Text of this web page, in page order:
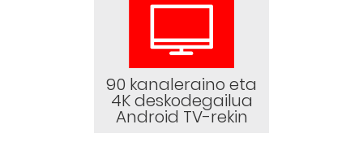
90 kanaleraino eta
4K deskodegailua
Android TV-rekin